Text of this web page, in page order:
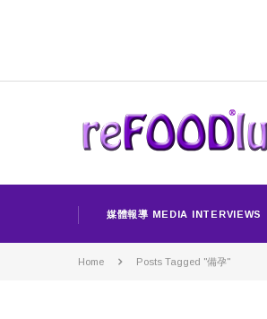
媒體報導 MEDIA INTERVIEWS
Home Posts Tagged "備孕"